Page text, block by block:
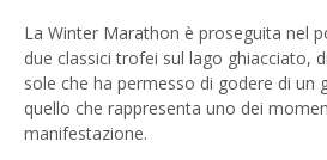
La Winter Marathon è proseguita nel
due classici trofei sul lago ghiacciato,
sole che ha permesso di godere di un
quello che rappresenta uno dei
manifestazione.